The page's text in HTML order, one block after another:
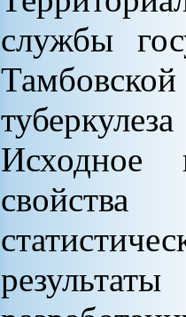
службы
Исходное